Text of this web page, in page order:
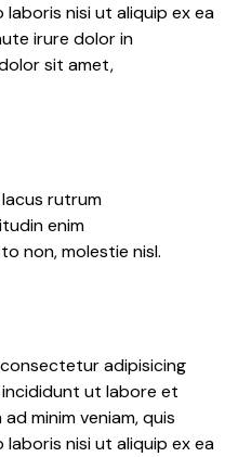
nisi ut aliquip ex ea
irure dolor in
sit amet,
rutrum
enim
non, molestie nisl.
adipisicing
ut labore et
minim veniam, quis
nisi ut aliquip ex ea